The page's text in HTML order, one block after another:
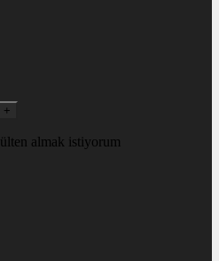
+
almak istiyorum